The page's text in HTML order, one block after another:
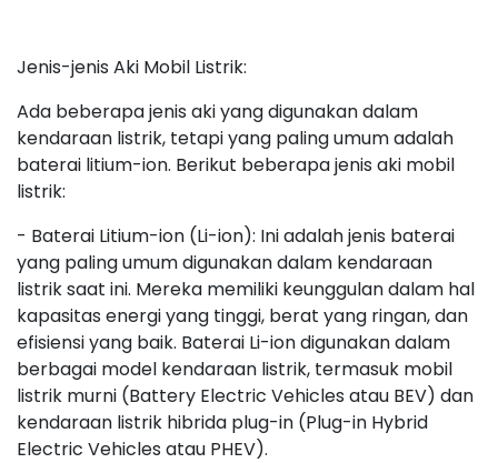
Jenis-jenis Aki Mobil Listrik:
Ada beberapa jenis aki yang digunakan dalam
kendaraan listrik, tetapi yang paling umum adalah
baterai litium-ion. Berikut beberapa jenis aki mobil
listrik:
- Baterai Litium-ion (Li-ion): Ini adalah jenis baterai
yang paling umum digunakan dalam kendaraan
listrik saat ini. Mereka memiliki keunggulan dalam hal
kapasitas energi yang tinggi, berat yang ringan, dan
efisiensi yang baik. Baterai Li-ion digunakan dalam
berbagai model kendaraan listrik, termasuk mobil
listrik murni (Battery Electric Vehicles atau BEV) dan
kendaraan listrik hibrida plug-in (Plug-in Hybrid
Electric Vehicles atau PHEV).